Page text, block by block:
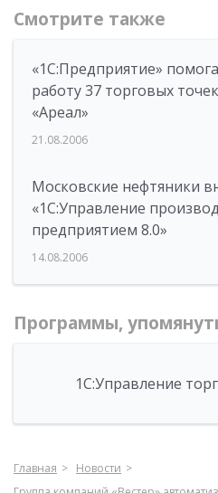
Смотрите также
«1С:Предприятие»
работу 37 торговых
«Ареал»
21.08.2006
Московские нефтяники
«1С:Управление
предприятием 8.0»
14.08.2006
Программы,
1С:Управление
Главная
Новости